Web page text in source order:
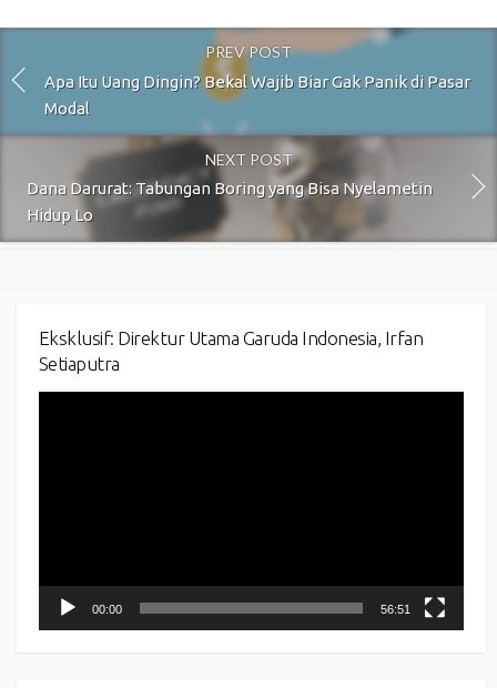
PREV POST
Apa Itu Uang Dingin? Bekal Wajib Biar Gak Panik di Pasar
Modal
NEXT POST
Dana Darurat: Tabungan Boring yang Bisa Nyelametin
Hidup Lo
Eksklusif: Direktur Utama Garuda Indonesia, Irfan
Setiaputra
00:00 56:51